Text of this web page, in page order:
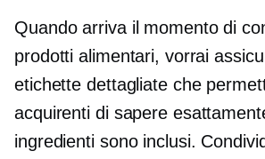
Quando arriva il momento di
prodotti alimentari, vorrai
etichette dettagliate che
acquirenti di sapere
ingredienti sono inclusi.